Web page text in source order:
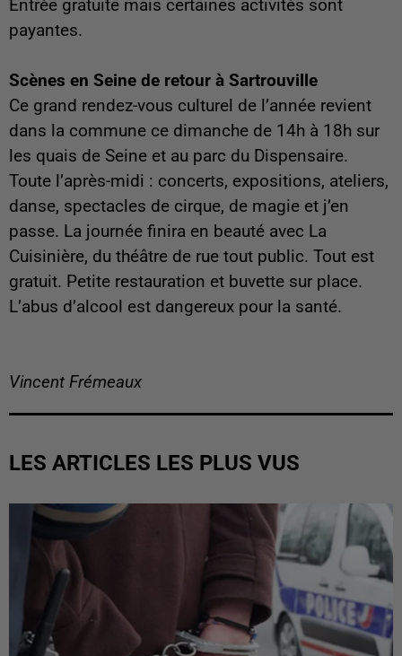
Entrée gratuite mais certaines activités sont
payantes.
Scènes en Seine de retour à Sartrouville
Ce grand rendez-vous culturel de l’année revient
dans la commune ce dimanche de 14h à 18h sur
les quais de Seine et au parc du Dispensaire.
Toute l’après-midi : concerts, expositions, ateliers,
danse, spectacles de cirque, de magie et j’en
passe. La journée finira en beauté avec La
Cuisinière, du théâtre de rue tout public. Tout est
gratuit. Petite restauration et buvette sur place.
L’abus d’alcool est dangereux pour la santé.
Vincent Frémeaux
LES ARTICLES LES PLUS VUS